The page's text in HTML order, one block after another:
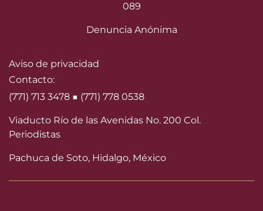
089
Denuncia Anónima
Aviso de privacidad
Contacto:
(771) 713 3478 ■ (771) 778 0538
Viaducto Río de las Avenidas No. 200 Col.
Periodistas
Pachuca de Soto, Hidalgo, México